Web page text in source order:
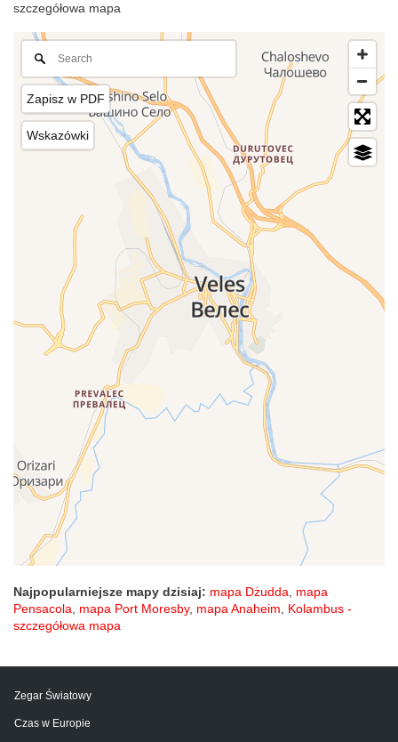
szczegółowa mapa
Zapisz w PDF
Wskazówki
Najpopularniejsze mapy dzisiaj: mapa Dżudda, mapa
Pensacola, mapa Port Moresby, mapa Anaheim, Kolambus -
szczegółowa mapa
Zegar Światowy
Czas w Europie